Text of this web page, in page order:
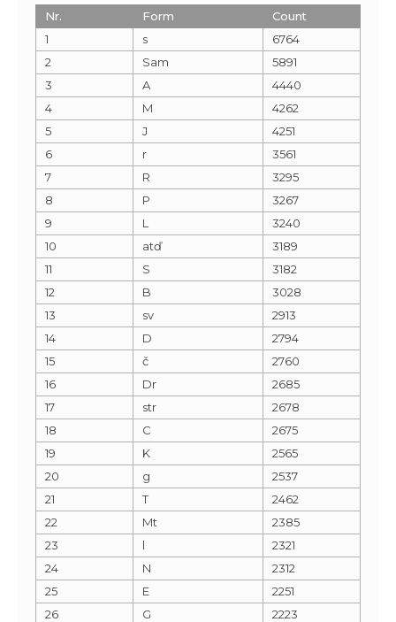
Nr. Form
Count
1
s
6764
2
Sam
5891
3
A
4440
4
M
4262
5
J
4251
6
r
3561
7
R
3295
8
P
3267
9
L
3240
10
atď
3189
11
S
3182
12
B
3028
13
sv
2913
14
D
2794
15
č
2760
16
Dr
2685
17
str
2678
18
C
2675
19
K
2565
20
g
2537
21
T
2462
22
Mt
2385
23
l
2321
24
N
2312
25
E
2251
26
G
2223